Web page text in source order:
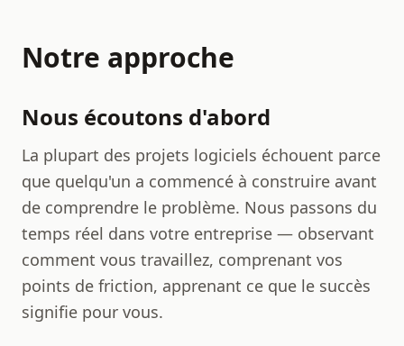
Notre approche
Nous écoutons d'abord
La plupart des projets logiciels échouent parce
que quelqu'un a commencé à construire avant
de comprendre le problème. Nous passons du
temps réel dans votre entreprise — observant
comment vous travaillez, comprenant vos
points de friction, apprenant ce que le succès
signifie pour vous.